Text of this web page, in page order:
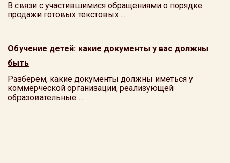
В связи с участившимися обращениями о порядке
продажи готовых текстовых ...
Обучение детей: какие документы у вас должны
быть
Разберем, какие документы должны иметься у
коммерческой организации, реализующей
образовательные ...